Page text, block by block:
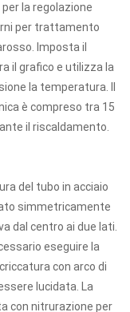
la regolazione
per trattamento
Imposta il
il grafico e utilizza la
la temperatura. Il
è compreso tra 15
il riscaldamento.
del tubo in acciaio
simmetricamente
dal centro ai due lati.
eseguire la
con arco di
lucidata. La
con nitrurazione per